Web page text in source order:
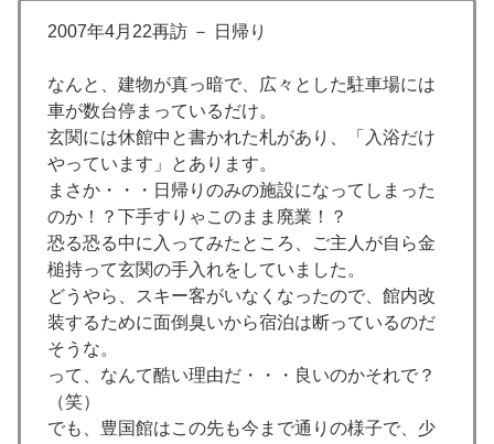
2007年4月22再訪 － 日帰り
なんと、建物が真っ暗で、広々とした駐車場には
車が数台停まっているだけ。
玄関には休館中と書かれた札があり、「入浴だけ
やっています」とあります。
まさか・・・日帰りのみの施設になってしまった
のか！？下手すりゃこのまま廃業！？
恐る恐る中に入ってみたところ、ご主人が自ら金
槌持って玄関の手入れをしていました。
どうやら、スキー客がいなくなったので、館内改
装するために面倒臭いから宿泊は断っているのだ
そうな。
って、なんて酷い理由だ・・・良いのかそれで？
（笑）
でも、豊国館はこの先も今まで通りの様子で、少